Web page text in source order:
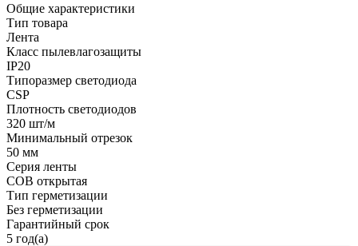
Общие характеристики
Тип товара
Лента
Класс пылевлагозащиты
IP20
Типоразмер светодиода
CSP
Плотность светодиодов
320 шт/м
Минимальный отрезок
50 мм
Серия ленты
COB открытая
Тип герметизации
Без герметизации
Гарантийный срок
5 год(а)